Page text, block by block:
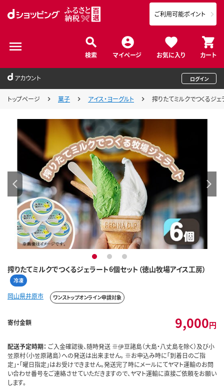
検索 マイページ お気に入り カート
ご利用可能ポイント
アカウント ログイン
トップページ 菓子 アイス・ヨーグルト 搾りたてミルクでつくるジェ
搾りたてミルクでつくるジェラート6個セット（徳山牧場アイス工房）
冷凍
1 2 3
岡山県井原市 ワンストップオンライン申請対象
寄付金額 9,000円
配送予定時期： ご入金確認後、随時発送 ※伊豆諸島（大島・八丈島を除く）及び小
笠原村（小笠原諸島）への発送は出来ません。 ※お申込み時に「到着日のご指
定」・「曜日指定」はお受けできません。発送完了時にメールにてヤマト運輸のお問
い合わせ番号をご連絡させていただきますので、ヤマト運輸に直接ご依頼をお願い
します。